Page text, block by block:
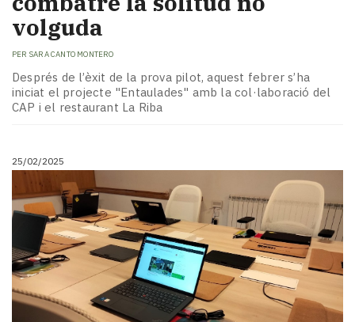
volguda
PER SARA CANTO MONTERO
Després de l’èxit de la prova pilot, aquest febrer s’ha
iniciat el projecte "Entaulades" amb la col·laboració del
CAP i el restaurant La Riba
25/02/2025